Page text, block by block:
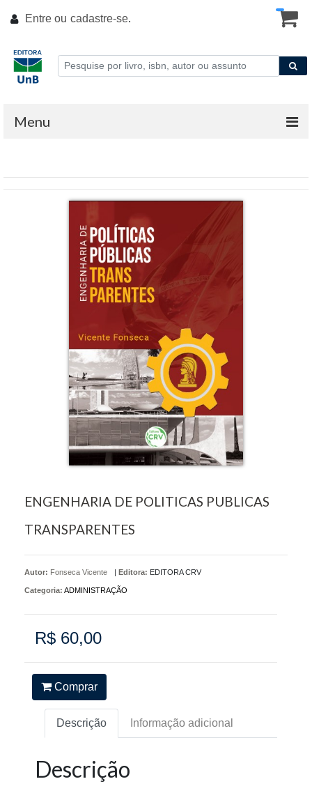
Entre ou cadastre-se.
Menu
ENGENHARIA DE POLITICAS PUBLICAS
TRANSPARENTES
Autor: Fonseca Vicente Editora: EDITORA CRV
Categoria: ADMINISTRAÇÃO
R$ 60,00
Comprar
Descrição Informação adicional
Descrição